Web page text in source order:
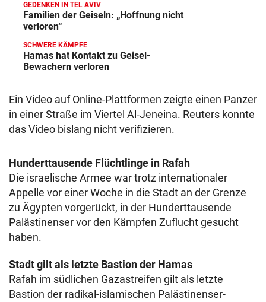
GEDENKEN IN TEL AVIV
Familien der Geiseln: „Hoffnung nicht
verloren“
SCHWERE KÄMPFE
Hamas hat Kontakt zu Geisel-
Bewachern verloren
Ein Video auf Online-Plattformen zeigte einen Panzer
in einer Straße im Viertel Al-Jeneina. Reuters konnte
das Video bislang nicht verifizieren.
Hunderttausende Flüchtlinge in Rafah
Die israelische Armee war trotz internationaler
Appelle vor einer Woche in die Stadt an der Grenze
zu Ägypten vorgerückt, in der Hunderttausende
Palästinenser vor den Kämpfen Zuflucht gesucht
haben.
Stadt gilt als letzte Bastion der Hamas
Rafah im südlichen Gazastreifen gilt als letzte
Bastion der radikal-islamischen Palästinenser-